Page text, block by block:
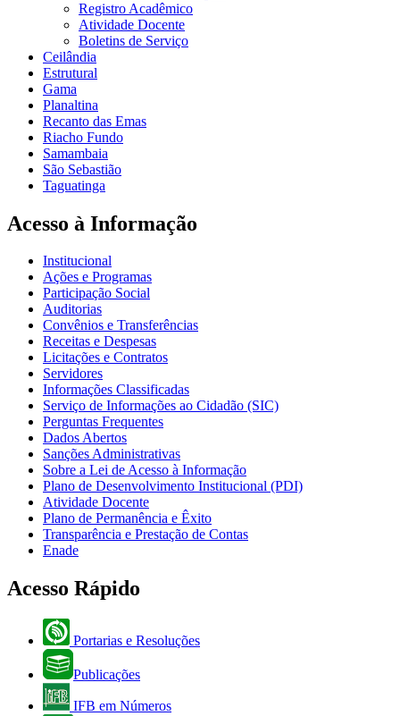
Registro Acadêmico
Atividade Docente
Boletins de Serviço
Ceilândia
Estrutural
Gama
Planaltina
Recanto das Emas
Riacho Fundo
Samambaia
São Sebastião
Taguatinga
Acesso à Informação
Institucional
Ações e Programas
Participação Social
Auditorias
Convênios e Transferências
Receitas e Despesas
Licitações e Contratos
Servidores
Informações Classificadas
Serviço de Informações ao Cidadão (SIC)
Perguntas Frequentes
Dados Abertos
Sanções Administrativas
Sobre a Lei de Acesso à Informação
Plano de Desenvolvimento Institucional (PDI)
Atividade Docente
Plano de Permanência e Êxito
Transparência e Prestação de Contas
Enade
Acesso Rápido
Portarias e Resoluções
Publicações
IFB em Números